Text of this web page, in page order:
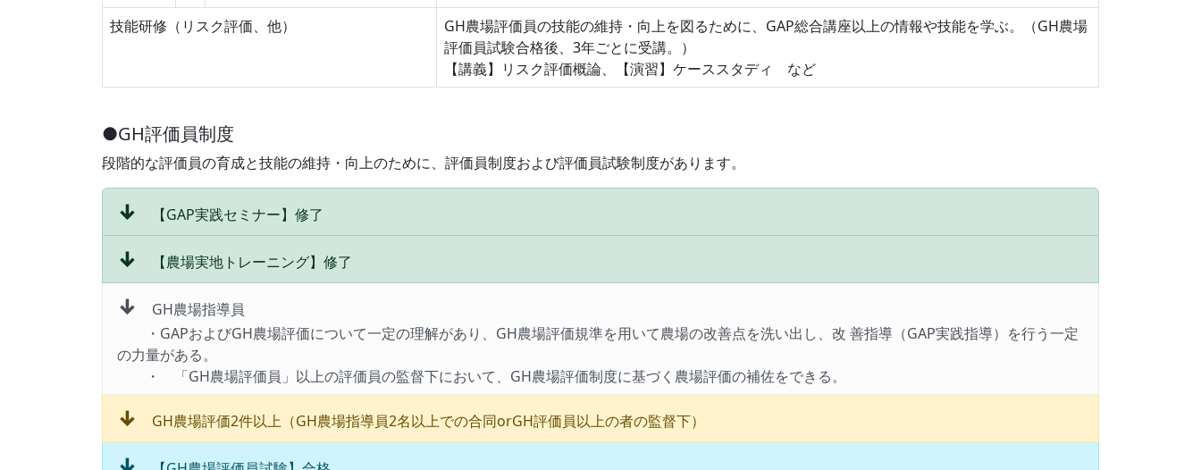
技能研修（リスク評価、他）
GH農場評価員の技能の維持・向上を図るために、GAP総合講座以上の情報や技能を学ぶ。（GH農場
評価員試験合格後、3年ごとに受講。）
【講義】リスク評価概論、【演習】ケーススタディ など
●GH評価員制度
段階的な評価員の育成と技能の維持・向上のために、評価員制度および評価員試験制度があります。
↓ 【GAP実践セミナー】修了
↓ 【農場実地トレーニング】修了
↓
GH農場指導員
・GAPおよびGH農場評価について一定の理解があり、GH農場評価規準を用いて農場の改善点を洗い出し、改 善指導（GAP実践指導）を行う一定
の力量がある。
・ 「GH農場評価員」以上の評価員の監督下において、GH農場評価制度に基づく農場評価の補佐をできる。
↓ GH農場評価2件以上（GH農場指導員2名以上での合同orGH評価員以上の者の監督下）